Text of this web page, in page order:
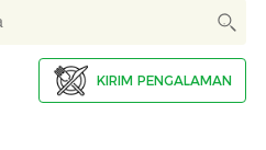
KIRIM PENGALAMAN